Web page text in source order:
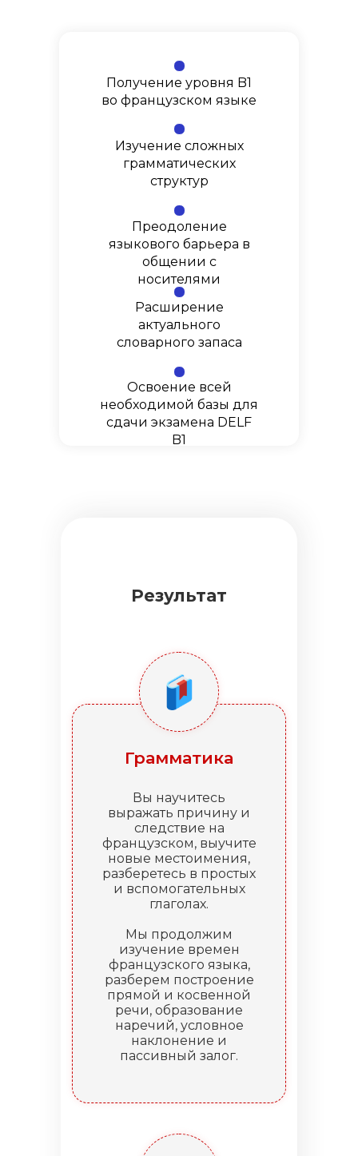
Получение уровня B1
во французском языке
Изучение сложных
грамматических
структур
Преодоление
языкового барьера в
общении с
носителями
Расширение
актуального
словарного запаса
Освоение всей
необходимой базы для
сдачи экзамена DELF
B1
Результат
Грамматика
Вы научитесь
выражать причину и
следствие на
французском, выучите
новые местоимения,
разберетесь в простых
и вспомогательных
глаголах.
Мы продолжим
изучение времен
французского языка,
разберем построение
прямой и косвенной
речи, образование
наречий, условное
наклонение и
пассивный залог.